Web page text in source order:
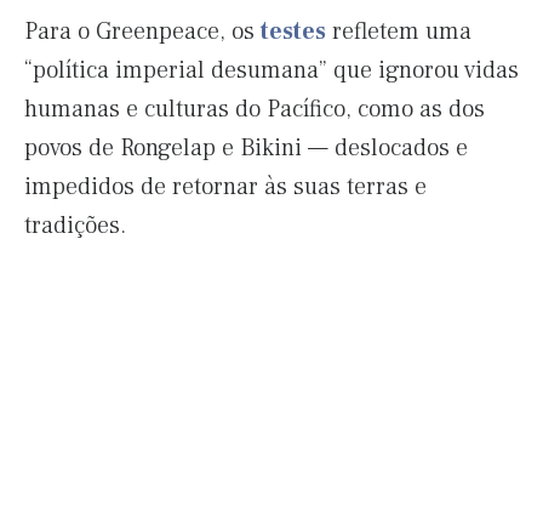
Para o Greenpeace, ostestes refletem uma
“política imperial desumana” que ignorou vidas
humanas e culturas do Pacífico, como as dos
povos de Rongelap e Bikini — deslocados e
impedidos de retornar às suas terras e
tradições.